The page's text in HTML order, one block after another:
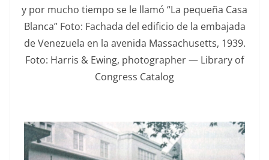
y por mucho tiem­po se le llamó “La pequeña Casa
Blan­ca” Foto: Facha­da del edi­fi­cio de la emba­ja­da
de Venezuela en la aveni­da Mass­a­chu­setts, 1939.
Foto: Har­ris & Ewing, pho­tog­ra­ph­er — Library of
Con­gress Catalog